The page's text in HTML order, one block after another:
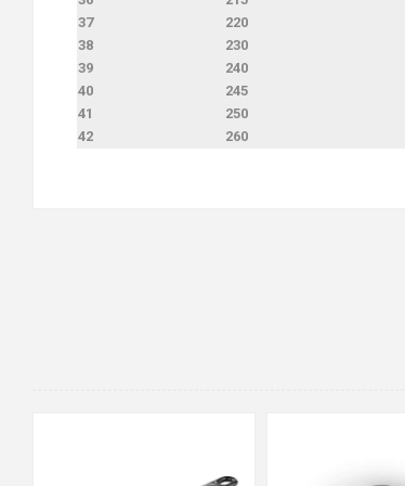
37
220
38
230
39
240
40
245
41
250
42
260